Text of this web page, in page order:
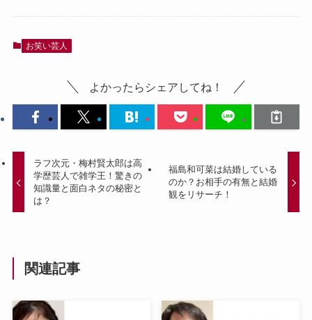
お笑い芸人
よかったらシェアしてね！
ラフ次元・梅村賢太郎は高
学歴芸人で雑学王！驚きの
知識量と面白ネタの秘密と
は？
福島和可菜は結婚している
のか？お相手の有無と結婚
観をリサーチ！
関連記事